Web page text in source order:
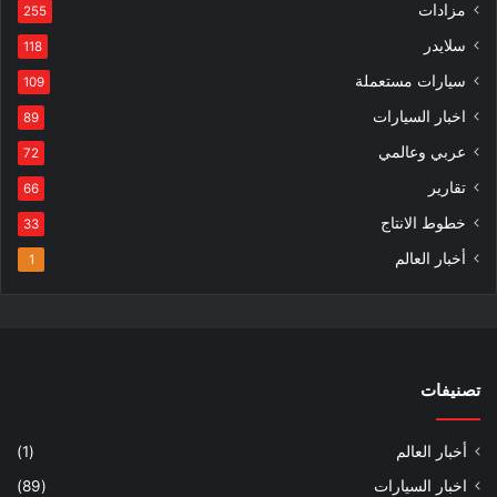
مزادات 255
سلايدر 118
سيارات مستعملة 109
اخبار السيارات 89
عربي وعالمي 72
تقارير 66
خطوط الانتاج 33
أخبار العالم 1
تصنيفات
أخبار العالم
(1)
اخبار السيارات
(89)